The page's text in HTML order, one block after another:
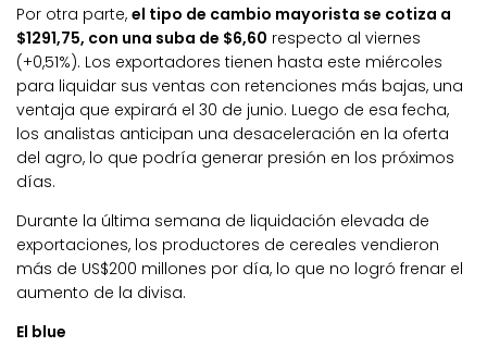
Por otra parte, el tipo de cambio mayorista se cotiza a
$1291,75, con una suba de $6,60 respecto al viernes
(+0,51%). Los exportadores tienen hasta este miércoles
para liquidar sus ventas con retenciones más bajas, una
ventaja que expirará el 30 de junio. Luego de esa fecha,
los analistas anticipan una desaceleración en la oferta
del agro, lo que podría generar presión en los próximos
días.
Durante la última semana de liquidación elevada de
exportaciones, los productores de cereales vendieron
más de US$200 millones por día, lo que no logró frenar el
aumento de la divisa.
El blue